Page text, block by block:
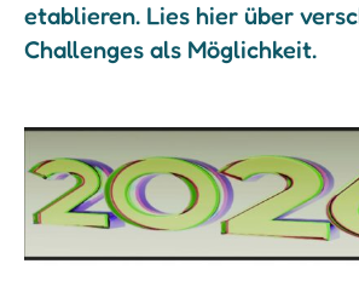
etablieren. Lies hier über
Challenges als Möglichkeit.